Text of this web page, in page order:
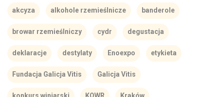
akcyza alkohole rzemieślnicze banderole
browar rzemieślniczy cydr degustacja
deklaracje destylaty Enoexpo etykieta
Fundacja Galicja Vitis Galicja Vitis